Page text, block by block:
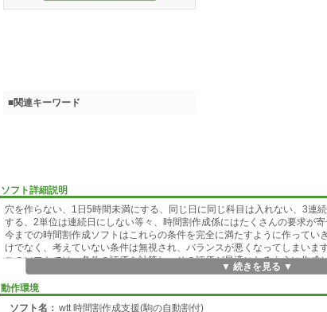
ソフト詳細説明
穴を作らない、1日5時間未満にする、同じ日に同じ科目は入れない、3連
する、2単位は連続日にしない等々、時間割作成係にはたくさんの要求が寄
今までの時間割作成ソフトはこれらの条件を完全に満たすように作ってい
けでなく、考えていない条件は無視され、バランスが悪くなってしまいます
このソフトでは、条件の評価を計算し、その評価が最適になるように作成
ができなくても、できるだけ良い時間割を作成します。
また、同時展開の最適化もある程度実行可能です。
すぐに自動作成できるサンプルと、1から作るサンプルをつけてあります
▼ 続きを見る ▼
動作環境
ソフト名： wtt 時間割作成支援(駒の自動割付)
■関連キーワード